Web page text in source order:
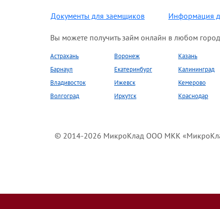
Документы для заемщиков Информация
Вы можете получить займ онлайн в любом
Астрахань
Барнаул
Владивосток
Волгоград
Воронеж
Екатеринбург
Ижевск
Иркутск
Казань
Калининград
Кемерово
Краснодар
© 2014-2026 МикроКлад ООО МКК